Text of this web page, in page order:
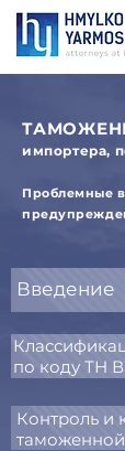
импортера,
Проблемные
Введение
по коду ТН
Контроль и